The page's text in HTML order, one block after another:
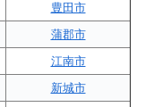
豊田市
蒲郡市
江南市
新城市